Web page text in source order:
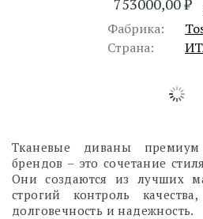
753000,00₽
Фабрика:
Страна:
Тканевые диваны
брендов – это сочетание
Они создаются из лучших
строгий контроль
долговечность и надежность.